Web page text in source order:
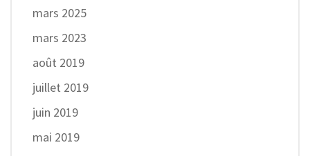
mars 2025
mars 2023
août 2019
juillet 2019
juin 2019
mai 2019